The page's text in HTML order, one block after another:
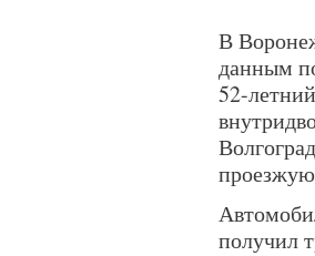
В
данным
52-
проезжую
получил